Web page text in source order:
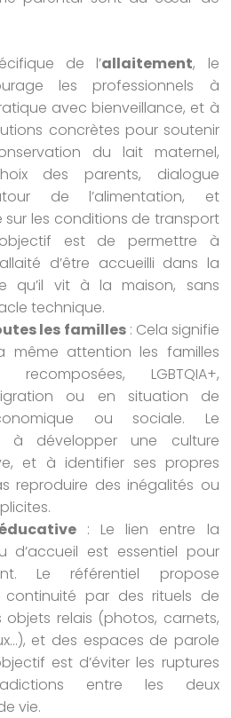
de l’allaitement, le
les professionnels à
avec bienveillance, et à
concrètes pour soutenir
du lait maternel,
des parents, dialogue
de l’alimentation, et
sur les conditions de transport
est de permettre à
d’être accueilli dans la
qu’il vit à la maison, sans
technique.
les familles: Cela signifie
même attention les familles
recomposées, LGBTQIA+,
ou en situation de
ou sociale. Le
à développer une culture
et à identifier ses propres
reproduire des inégalités ou
: Le lien entre la
d’accueil est essentiel pour
Le référentiel propose
continuité par des rituels de
objets relais (photos, carnets,
et des espaces de parole
est d’éviter les ruptures
entre les deux
vie.